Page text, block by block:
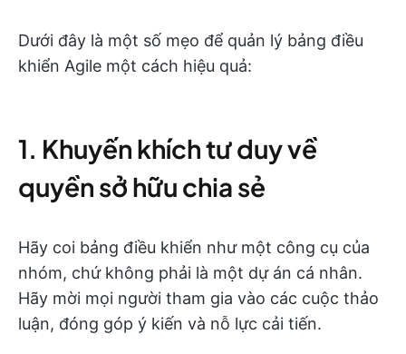
Dưới đây là một số mẹo để quản lý bảng điều
khiển Agile một cách hiệu quả:
1. Khuyến khích tư duy về
quyền sở hữu chia sẻ
Hãy coi bảng điều khiển như một công cụ của
nhóm, chứ không phải là một dự án cá nhân.
Hãy mời mọi người tham gia vào các cuộc thảo
luận, đóng góp ý kiến và nỗ lực cải tiến.